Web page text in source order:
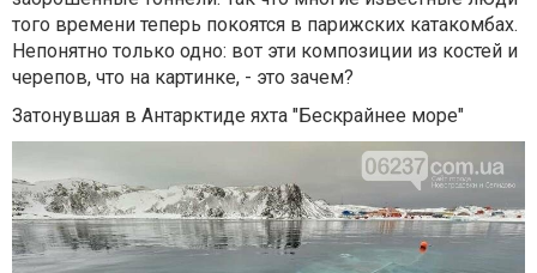
того времени теперь покоятся в парижских катакомбах.
Непонятно только одно: вот эти композиции из костей и
черепов, что на картинке, - это зачем?
Затонувшая в Антарктиде яхта "Бескрайнее море"